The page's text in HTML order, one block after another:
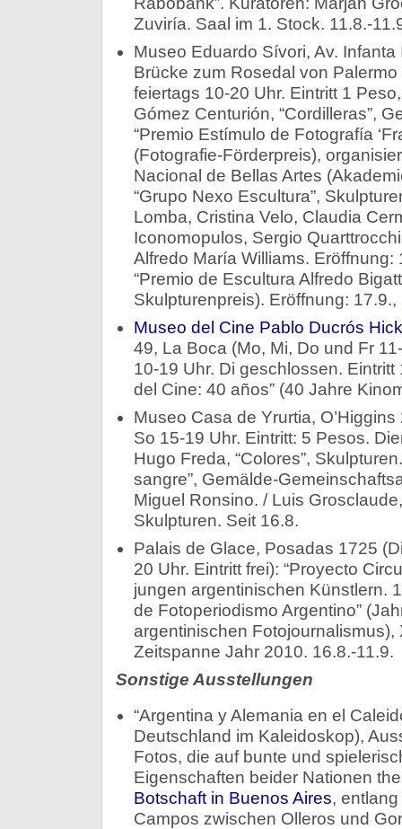
Zuviría. Saal im 1. Stock. 11.8.-
Museo Eduardo Sívori, Av.
Brücke zum Rosedal von
feiertags 10-20 Uhr. Eintritt 1
Gómez Centurión, “Cordilleras”,
“Premio Estímulo de Fotografía
(Fotografie-Förderpreis),
Nacional de Bellas Artes
“Grupo Nexo Escultura”,
Lomba, Cristina Velo, Claudia
Iconomopulos, Sergio
Alfredo María Williams. Eröffnung:
“Premio de Escultura Alfredo
Skulpturenpreis). Eröffnung:
Museo del Cine Pablo Ducrós
49, La Boca (Mo, Mi, Do und Fr
10-19 Uhr. Di geschlossen. Eintritt
del Cine: 40 años” (40 Jahre
Museo Casa de Yrurtia,
So 15-19 Uhr. Eintritt: 5 Pesos.
Hugo Freda, “Colores”,
sangre”, Gemälde-
Miguel Ronsino. / Luis
Skulpturen. Seit 16.8.
Palais de Glace, Posadas 1725
20 Uhr. Eintritt frei): “Proyecto
jungen argentinischen Künstlern.
de Fotoperiodismo Argentino”
argentinischen Fotojournalismus),
Zeitspanne Jahr 2010. 16.8.-11.9.
Sonstige Ausstellungen
“Argentina y Alemania en el
Deutschland im Kaleidoskop),
Fotos, die auf bunte und
Eigenschaften beider Nationen
Botschaft in Buenos Aires,
Campos zwischen Olleros und